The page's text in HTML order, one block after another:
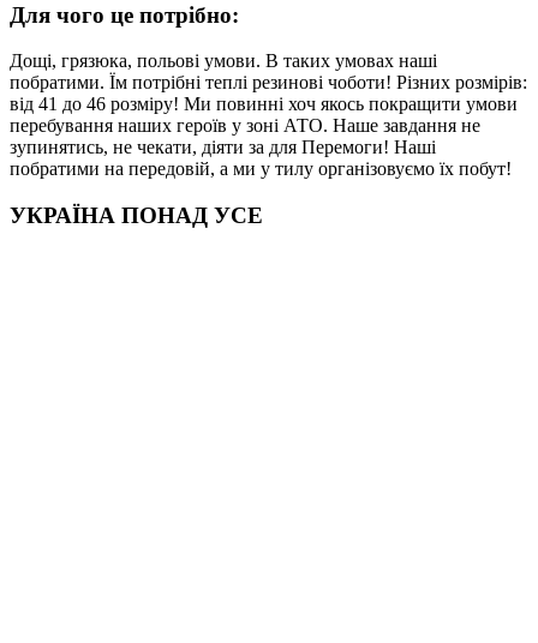
Для чого це потрібно:
Дощі, грязюка, польові умови. В таких умовах наші
побратими. Їм потрібні теплі резинові чоботи! Різних розмірів:
від 41 до 46 розміру! Ми повинні хоч якось покращити умови
перебування наших героїв у зоні АТО. Наше завдання не
зупинятись, не чекати, діяти за для Перемоги! Наші
побратими на передовій, а ми у тилу організовуємо їх побут!
УКРАЇНА ПОНАД УСЕ